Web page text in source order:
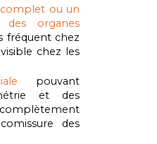
ou un
des organes
fréquent chez
chez les
pouvant
et des
des